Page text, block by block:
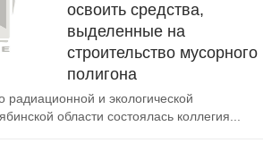
освоить средства,
выделенные на
строительство мусорного
полигона
радиационной и экологической
области состоялась коллегия...